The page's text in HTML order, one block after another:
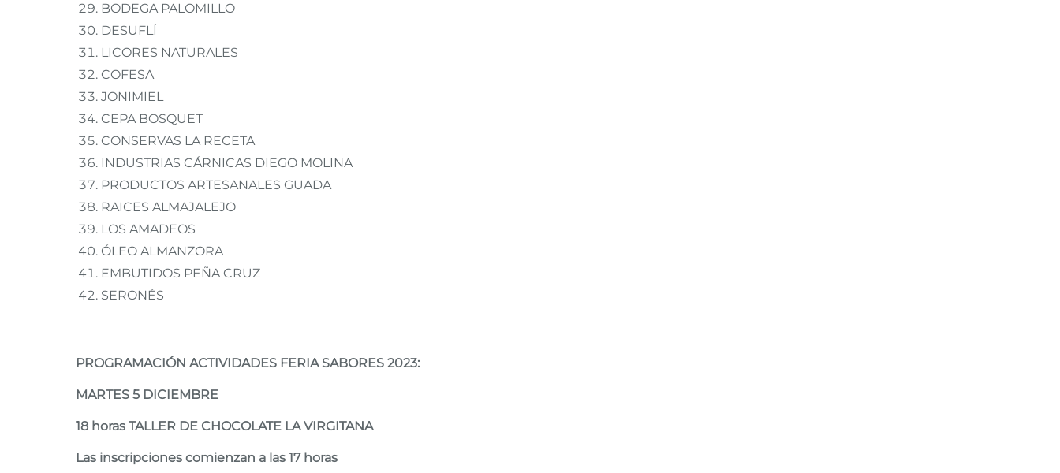
BODEGA PALOMILLO
DESUFLÍ
LICORES NATURALES
COFESA
JONIMIEL
CEPA BOSQUET
CONSERVAS LA RECETA
INDUSTRIAS CÁRNICAS DIEGO MOLINA
PRODUCTOS ARTESANALES GUADA
RAICES ALMAJALEJO
LOS AMADEOS
ÓLEO ALMANZORA
EMBUTIDOS PEÑA CRUZ
SERONÉS
PROGRAMACIÓN ACTIVIDADES FERIA SABORES 2023:
MARTES 5 DICIEMBRE
18 horas TALLER DE CHOCOLATE LA VIRGITANA
Las inscripciones comienzan a las 17 horas